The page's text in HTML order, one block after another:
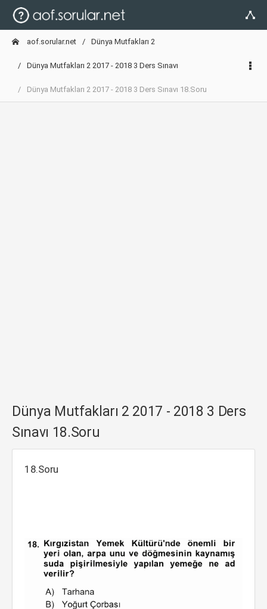
aof.sorular.net Dünya Mutfakları 2
Dünya Mutfakları 2 2017 - 2018 3 Ders Sınavı
Dünya Mutfakları 2 2017 - 2018 3 Ders Sınavı 18.Soru
Dünya Mutfakları 2 2017 - 2018 3 Ders
Sınavı 18.Soru
18.Soru